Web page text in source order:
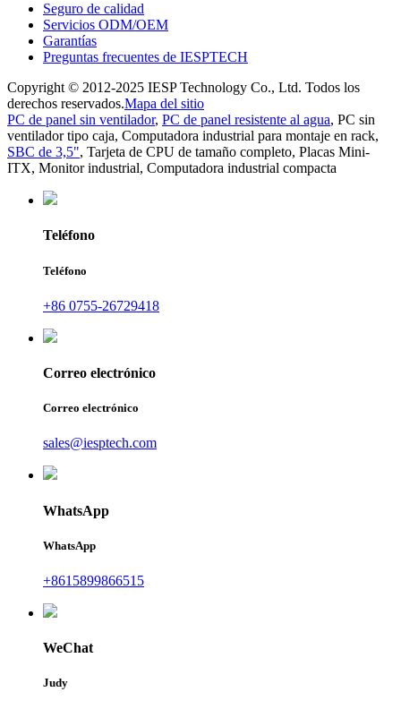
Seguro de calidad
Servicios ODM/OEM
Garantías
Preguntas frecuentes de IESPTECH
Copyright © 2012-2025 IESP Technology Co., Ltd. Todos los
derechos reservados.Mapa del sitio
PC de panel sin ventilador, PC de panel resistente al agua, PC sin
ventilador tipo caja, Computadora industrial para montaje en rack,
SBC de 3,5", Tarjeta de CPU de tamaño completo, Placas Mini-
ITX, Monitor industrial, Computadora industrial compacta
Teléfono
Teléfono
+86 0755-26729418
Correo electrónico
Correo electrónico
sales@iesptech.com
WhatsApp
WhatsApp
+8615899866515
WeChat
Judy